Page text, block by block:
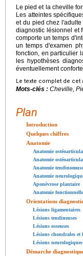
Le pied et la cheville
Les atteintes
et du pied chez
diagnostic lésionnel et
comporte un temps
un temps d'examen
fonction, en particulier
les hypothèses
éventuellement
Le texte complet de cet
Mots-clés : Cheville,
Plan
Introduction
Quelques chiffres
Anatomie
Anatomie
Anatomie
Anatomie
Anatomie
Aponévrose plantaire
Anatomie
Orientations
Lésions ligamentaires
Lésions tendineuses
Lésions osseuses
Lésions chondrales
Lésions neurologiques
Démarche